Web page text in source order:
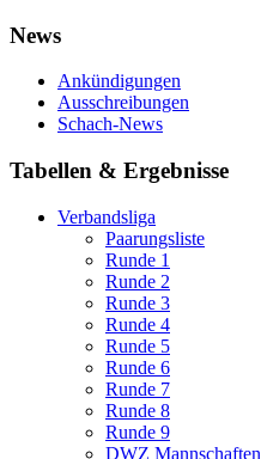
News
Ankündigungen
Ausschreibungen
Schach-News
Tabellen & Ergebnisse
Verbandsliga
Paarungsliste
Runde 1
Runde 2
Runde 3
Runde 4
Runde 5
Runde 6
Runde 7
Runde 8
Runde 9
DWZ Mannschaften